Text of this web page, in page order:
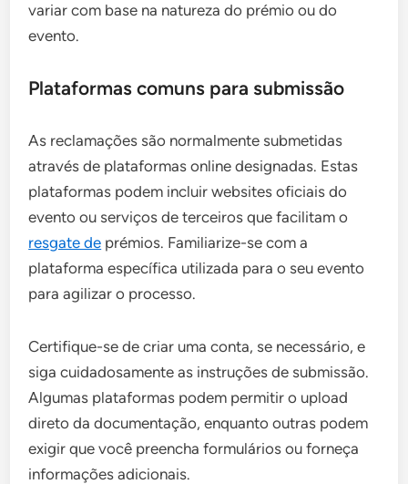
variar com base na natureza do prémio ou do
evento.
Plataformas comuns para submissão
As reclamações são normalmente submetidas
através de plataformas online designadas. Estas
plataformas podem incluir websites oficiais do
evento ou serviços de terceiros que facilitam o
resgate de prémios. Familiarize-se com a
plataforma específica utilizada para o seu evento
para agilizar o processo.
Certifique-se de criar uma conta, se necessário, e
siga cuidadosamente as instruções de submissão.
Algumas plataformas podem permitir o upload
direto da documentação, enquanto outras podem
exigir que você preencha formulários ou forneça
informações adicionais.